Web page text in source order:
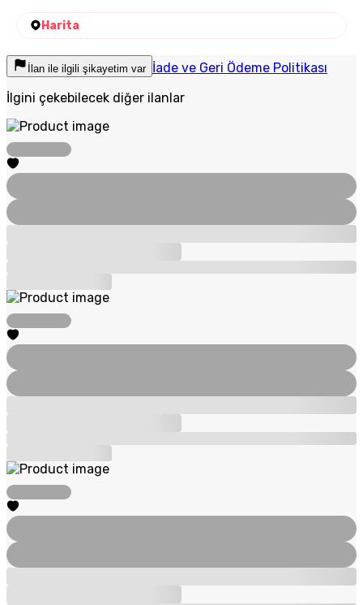
Harita
İlan ile ilgili şikayetim var İade ve Geri Ödeme Politikası
İlgini çekebilecek diğer ilanlar